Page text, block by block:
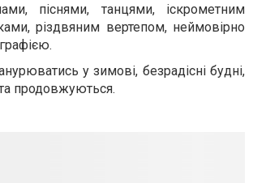
піснями, танцями, іскрометним
різдвяним вертепом, неймовірно
у зимові, безрадісні будні,
продовжуються.